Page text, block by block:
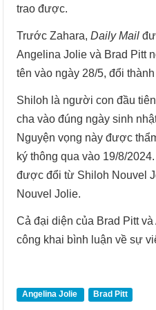
trao được.
Trước Zahara,Daily Mail
Angelina Jolie và Brad Pitt
tên vào ngày 28/5, đổi
Shiloh là người con đầu
cha vào đúng ngày sinh
Nguyện vọng này được
ký thông qua vào 19/8/
được đổi từ Shiloh Nouvel
Nouvel Jolie.
Cả đại diện của Brad Pitt
công khai bình luận về sự
Angelina Jolie Brad Pitt